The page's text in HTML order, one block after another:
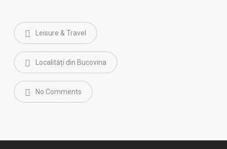
Leisure & Travel
Localități din Bucovina
No Comments